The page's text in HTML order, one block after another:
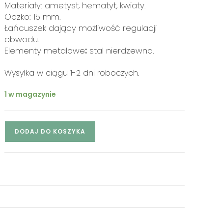
Materiały: ametyst, hematyt, kwiaty.
Oczko: 15 mm.
Łańcuszek dający możliwość regulacji
obwodu.
Elementy metalowe: stal nierdzewna.
Wysyłka w ciągu 1-2 dni roboczych.
1 w magazynie
DODAJ DO KOSZYKA